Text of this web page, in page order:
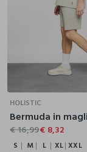
HOLISTIC
€ 16,99€ 8,32
S M L XL XXL